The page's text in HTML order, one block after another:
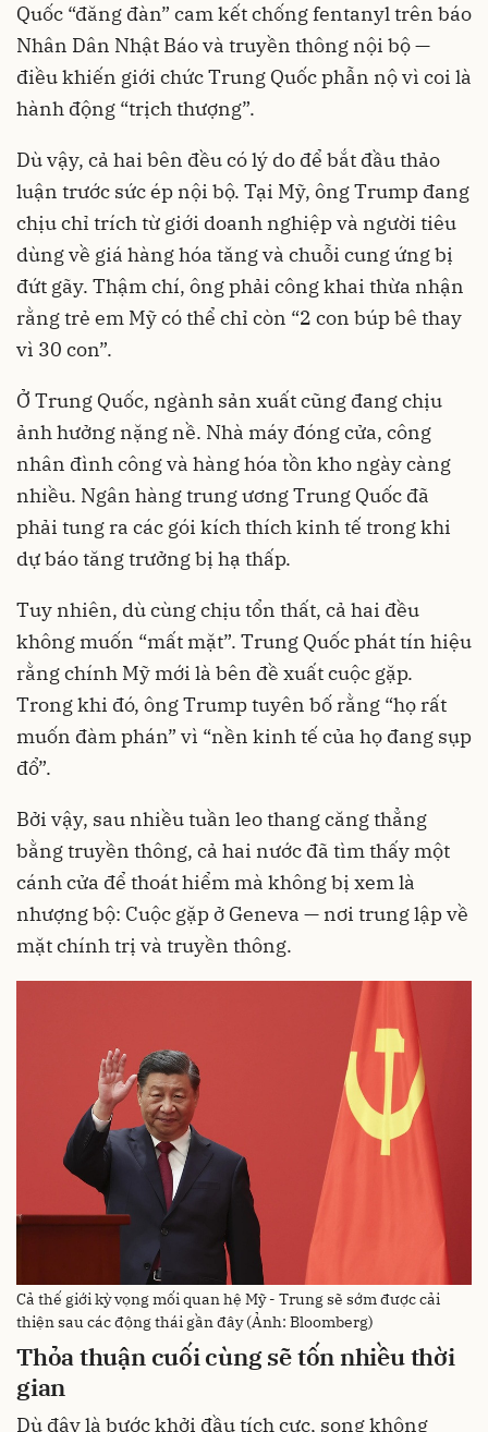
Quốc “đăng đàn” cam kết chống fentanyl trên báo
Nhân Dân Nhật Báo và truyền thông nội bộ —
điều khiến giới chức Trung Quốc phẫn nộ vì coi là
hành động “trịch thượng”.
Dù vậy, cả hai bên đều có lý do để bắt đầu thảo
luận trước sức ép nội bộ. Tại Mỹ, ông Trump đang
chịu chỉ trích từ giới doanh nghiệp và người tiêu
dùng về giá hàng hóa tăng và chuỗi cung ứng bị
đứt gãy. Thậm chí, ông phải công khai thừa nhận
rằng trẻ em Mỹ có thể chỉ còn “2 con búp bê thay
vì 30 con”.
Ở Trung Quốc, ngành sản xuất cũng đang chịu
ảnh hưởng nặng nề. Nhà máy đóng cửa, công
nhân đình công và hàng hóa tồn kho ngày càng
nhiều. Ngân hàng trung ương Trung Quốc đã
phải tung ra các gói kích thích kinh tế trong khi
dự báo tăng trưởng bị hạ thấp.
Tuy nhiên, dù cùng chịu tổn thất, cả hai đều
không muốn “mất mặt”. Trung Quốc phát tín hiệu
rằng chính Mỹ mới là bên đề xuất cuộc gặp.
Trong khi đó, ông Trump tuyên bố rằng “họ rất
muốn đàm phán” vì “nền kinh tế của họ đang sụp
đổ”.
Bởi vậy, sau nhiều tuần leo thang căng thẳng
bằng truyền thông, cả hai nước đã tìm thấy một
cánh cửa để thoát hiểm mà không bị xem là
nhượng bộ: Cuộc gặp ở Geneva — nơi trung lập về
mặt chính trị và truyền thông.
Cả thế giới kỳ vọng mối quan hệ Mỹ - Trung sẽ sớm được cải
thiện sau các động thái gần đây (Ảnh: Bloomberg)
Thỏa thuận cuối cùng sẽ tốn nhiều thời
gian
Dù đây là bước khởi đầu tích cực, song không